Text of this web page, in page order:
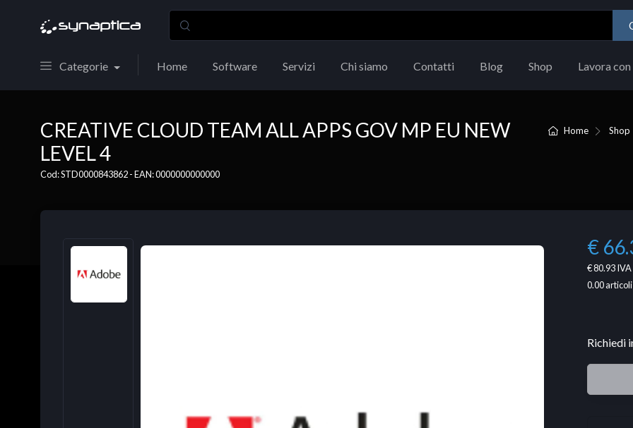
Categorie Home Software Servizi Chi siamo Contatti Blog Shop Lavora con
Home Shop
CREATIVE CLOUD TEAM ALL APPS GOV MP EU NEW
LEVEL 4
Cod: STD0000843862 - EAN: 0000000000000
€
€ 80.93IVA
0.00
Richiedi